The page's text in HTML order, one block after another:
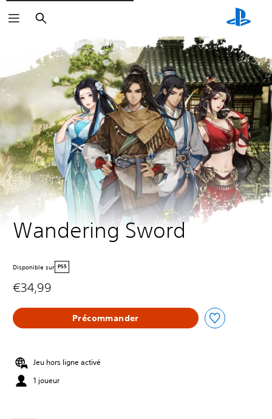
Rechercher
Wandering Sword
Disponible sur PS5
€34,99
Précommander
Jeu hors ligne activé
1 joueur